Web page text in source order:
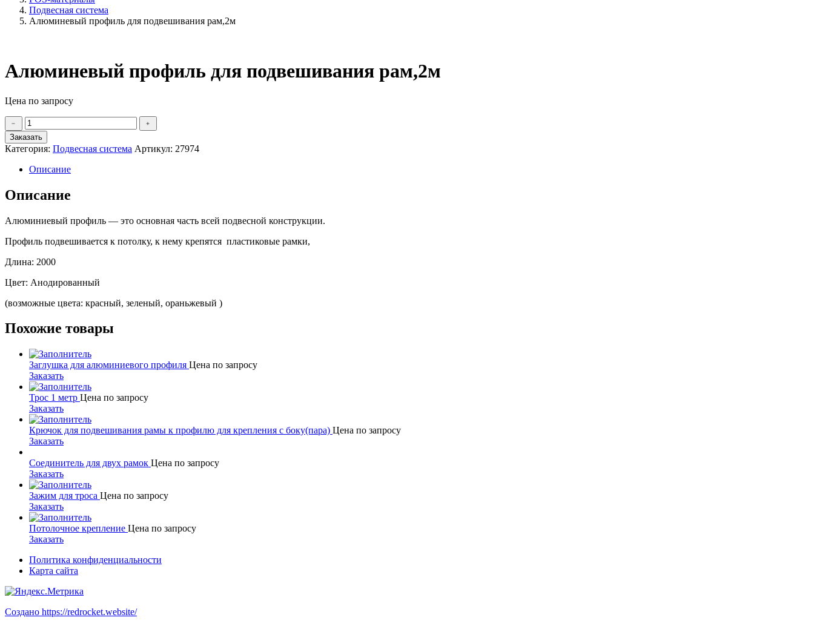
Подвесная система
Алюминевый профиль для подвешивания рам,2м
Алюминевый профиль для подвешивания рам,2м
Цена по запросу
Количество
товара
Алюминевый
профиль
подвешивания
﹣
﹢
Заказать
Категория: Подвесная система Артикул: 27974
Описание
Описание
Алюминиевый профиль — это основная часть всей подвесной конструкции.
Профиль подвешивается к потолку, к нему крепятся пластиковые рамки,
Длина: 2000
Цвет: Анодированный
(возможные цвета: красный, зеленый, ораньжевый )
Похожие товары
Заглушка для алюминиевого профиля Цена по запросу
Заказать
Трос 1 метр Цена по запросу
Заказать
Крючок для подвешивания рамы к профилю для крепления с боку(пара) Цена по запросу
Заказать
Соединитель для двух рамок Цена по запросу
Заказать
Зажим для троса Цена по запросу
Заказать
Потолочное крепление Цена по запросу
Заказать
Политика конфиденциальности
Карта сайта
Создано https://redrocket.website/